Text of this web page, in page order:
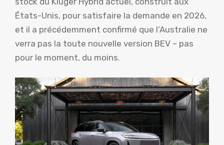
États-Unis, pour satisfaire la demande en 2026,
et il a précédemment confirmé que l’Australie ne
verra pas la toute nouvelle version BEV – pas
pour le moment, du moins.